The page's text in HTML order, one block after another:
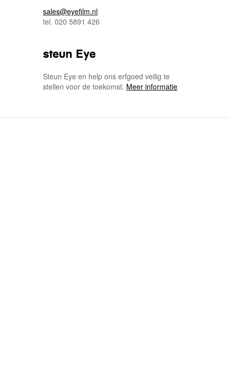
sales@eyefilm.nl
tel. 020 5891 426
steun Eye
Steun Eye en help ons erfgoed veilig te
stellen voor de toekomst. Meer informatie